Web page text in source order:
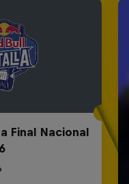
Final Nacional